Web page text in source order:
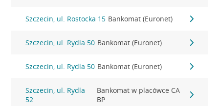
Szczecin, ul. Rostocka 15 Bankomat (Euronet)
Szczecin, ul. Rydla 50 Bankomat (Euronet)
Szczecin, ul. Rydla 50 Bankomat (Euronet)
Szczecin, ul. Rydla
52
Bankomat w placówce CA
BP